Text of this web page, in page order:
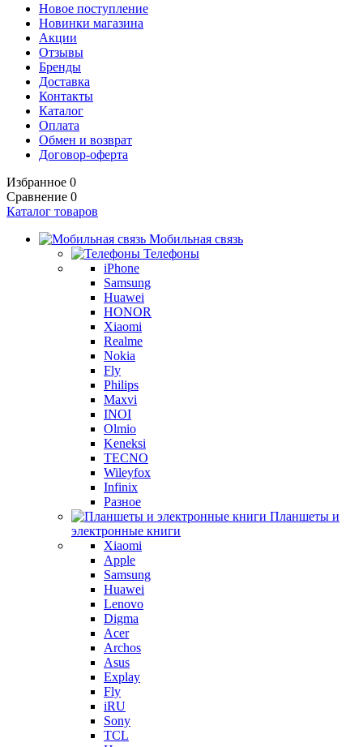
Новое поступление
Новинки магазина
Акции
Отзывы
Бренды
Доставка
Контакты
Каталог
Оплата
Обмен и возврат
Договор-оферта
Избранное 0
Сравнение 0
Каталог товаров
Мобильная связь
Телефоны
iPhone
Samsung
Huawei
HONOR
Xiaomi
Realme
Nokia
Fly
Philips
Maxvi
INOI
Olmio
Keneksi
TECNO
Wileyfox
Infinix
Разное
Планшеты и
электронные книги
Xiaomi
Apple
Samsung
Huawei
Lenovo
Digma
Acer
Archos
Asus
Explay
Fly
iRU
Sony
TCL